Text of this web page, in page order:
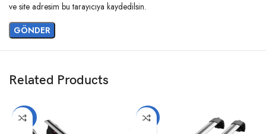
ve site adresim bu tarayıcıya kaydedilsin.
Related Products
-20% -14%